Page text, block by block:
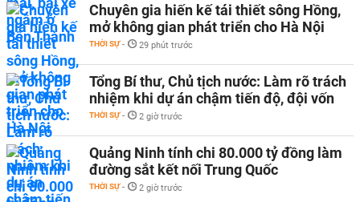
Chuyên gia hiến kế tái thiết sông Hồng,
mở không gian phát triển cho Hà Nội
THỜI SỰ - 29 phút trước
Tổng Bí thư, Chủ tịch nước: Làm rõ trách
nhiệm khi dự án chậm tiến độ, đội vốn
THỜI SỰ - 2 giờ trước
Quảng Ninh tính chi 80.000 tỷ đồng làm
đường sắt kết nối Trung Quốc
THỜI SỰ - 2 giờ trước